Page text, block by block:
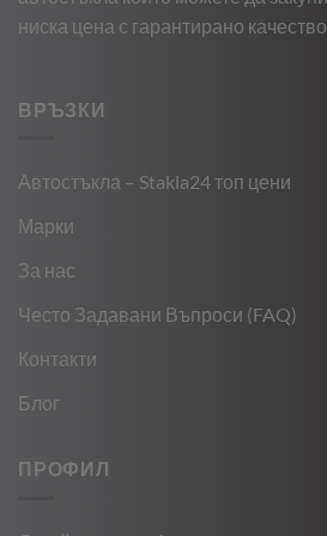
ниска цена с гарантирано качество.
ВРЪЗКИ
Автостъкла – Stakla24 топ цени
Марки
За нас
Често Задавани Въпроси (FAQ)
Контакти
Блог
ПРОФИЛ